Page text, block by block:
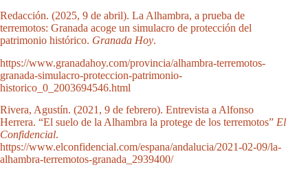
Redacción. (2025, 9 de abril). La Alhambra, a prueba de
terremotos: Granada acoge un simulacro de protección del
patrimonio histórico. Granada Hoy.
https://www.granadahoy.com/provincia/alhambra-terremotos-
granada-simulacro-proteccion-patrimonio-
historico_0_2003694546.html
Rivera, Agustín. (2021, 9 de febrero). Entrevista a Alfonso
Herrera. “El suelo de la Alhambra la protege de los terremotos” El
Confidencial.
https://www.elconfidencial.com/espana/andalucia/2021-02-09/la-
alhambra-terremotos-granada_2939400/